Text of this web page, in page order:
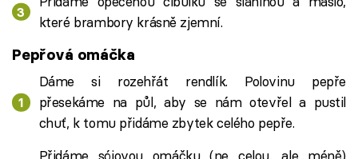
které brambory krásně zjemní.
Pepřová omáčka
Dáme si rozehřát rendlík. Polovinu pepře
přesekáme na půl, aby se nám otevřel a pustil
chuť, k tomu přidáme zbytek celého pepře.
Přidáme sójovou omáčku (ne celou, ale méně)